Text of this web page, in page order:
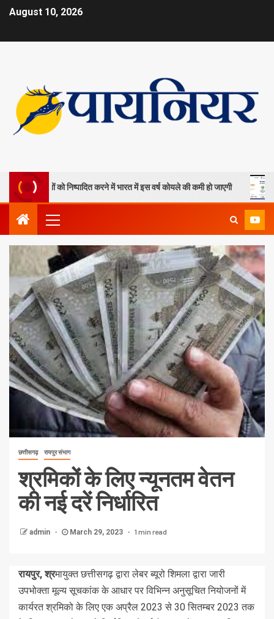
August 10, 2026
खदानों को निष्पादित करने में भारत में इस वर्ष कोयले की कमी हो जाएगी ओपी
छत्तीसगढ़ रायपुर संभाग
श्रमिकों के लिए न्यूनतम वेतन
की नई दरें निर्धारित
admin March 29, 2023 1 min read
रायपुर, श्रमायुक्त छत्तीसगढ़ द्वारा लेबर ब्यूरो शिमला द्वारा जारी
उपभोक्ता मूल्य सूचकांक के आधार पर विभिन्न अनुसूचित नियोजनों में
कार्यरत श्रमिको के लिए एक अप्रैल 2023 से 30 सितम्बर 2023 तक